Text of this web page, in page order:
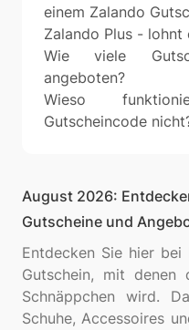
einem Zalando
Zalando Plus - lohnt
Wie viele
angeboten?
Wieso
Gutscheincode
August 2026:
Gutscheine und
Entdecken Sie hier
Gutschein, mit denen
Schnäppchen wird.
Schuhe, Accessoires